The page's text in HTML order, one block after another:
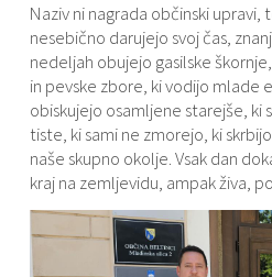
Naziv ni nagrada občinski
nesebično darujejo svoj čas,
nedeljah obujejo gasilske
in pevske zbore, ki vodijo mlade
obiskujejo osamljene starejše, ki
tiste, ki sami ne zmorejo, ki
naše skupno okolje. Vsak dan
kraj na zemljevidu, ampak živa,